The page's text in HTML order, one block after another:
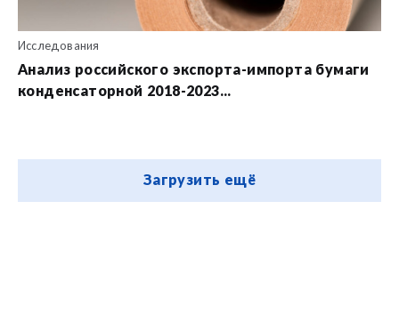
Исследования
Анализ российского экспорта-импорта бумаги
конденсаторной 2018-2023...
Загрузить ещё